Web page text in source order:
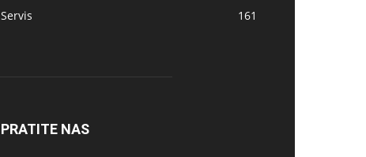
Servis
161
PRATITE NAS